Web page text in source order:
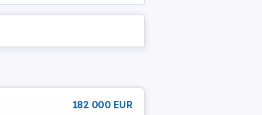
182 000 EUR